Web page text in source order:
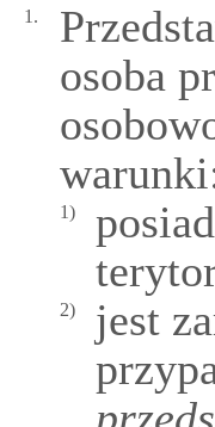
1.
osoba
1)
2)
jest